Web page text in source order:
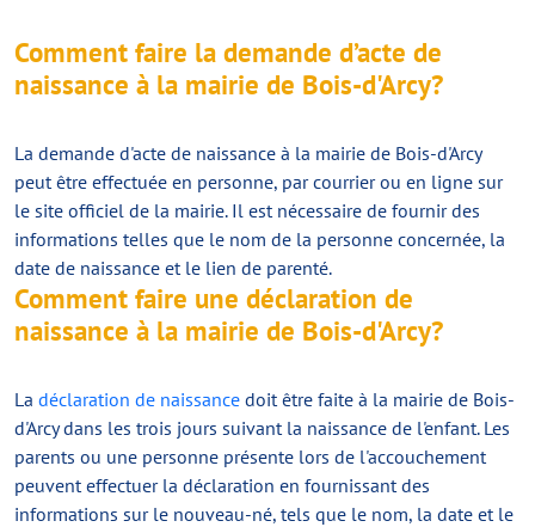
Comment faire la demande d’acte de
naissance à la mairie de Bois-d'Arcy?
La demande d'acte de naissance à la mairie de Bois-d'Arcy
peut être effectuée en personne, par courrier ou en ligne sur
le site officiel de la mairie. Il est nécessaire de fournir des
informations telles que le nom de la personne concernée, la
date de naissance et le lien de parenté.
Comment faire une déclaration de
naissance à la mairie de Bois-d'Arcy?
La déclaration de naissance doit être faite à la mairie de Bois-
d'Arcy dans les trois jours suivant la naissance de l'enfant. Les
parents ou une personne présente lors de l'accouchement
peuvent effectuer la déclaration en fournissant des
informations sur le nouveau-né, tels que le nom, la date et le